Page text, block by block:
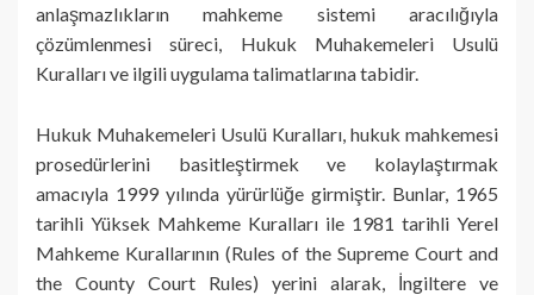
anlaşmazlıkların mahkeme sistemi aracılığıyla
çözümlenmesi süreci, Hukuk Muhakemeleri Usulü
Kuralları ve ilgili uygulama talimatlarına tabidir.
Hukuk Muhakemeleri Usulü Kuralları, hukuk mahkemesi
prosedürlerini basitleştirmek ve kolaylaştırmak
amacıyla 1999 yılında yürürlüğe girmiştir. Bunlar, 1965
tarihli Yüksek Mahkeme Kuralları ile 1981 tarihli Yerel
Mahkeme Kurallarının (Rules of the Supreme Court and
the County Court Rules) yerini alarak, İngiltere ve